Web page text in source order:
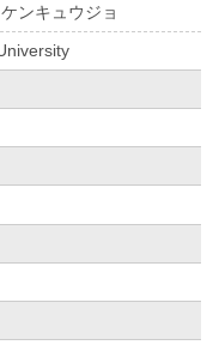
ンキュウジョ